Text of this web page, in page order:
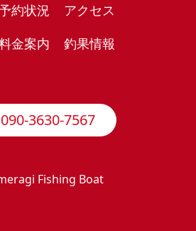
約状況
アクセス
金案内
釣果情報
3630-7567
Fishing Boat